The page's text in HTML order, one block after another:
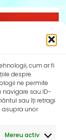
cum ar fi
despre
ne permite
sau ID-
sau îți retragi
asupra unor
Mereu activ
sarcinii și în